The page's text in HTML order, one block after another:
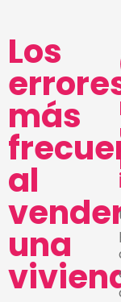
Los
más
al
una